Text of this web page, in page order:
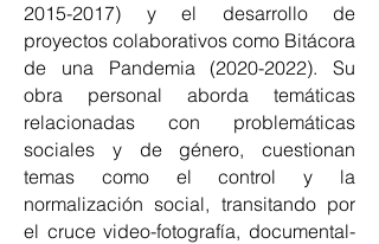
2015-2017) y el desarrollo de
proyectos colaborativos como Bitácora
de una Pandemia(2020-2022). Su
obra personal aborda temáticas
relacionadas con problemáticas
sociales y de género, cuestionan
temas como el control y la
normalización social, transitando por
el cruce video-fotografía, documental-